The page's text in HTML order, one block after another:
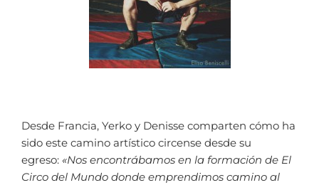
Desde Francia, Yerko y Denisse comparten cómo ha
sido este camino artístico circense desde su
egreso: «Nos encontrábamos en la formación de El
Circo del Mundo donde emprendimos camino al